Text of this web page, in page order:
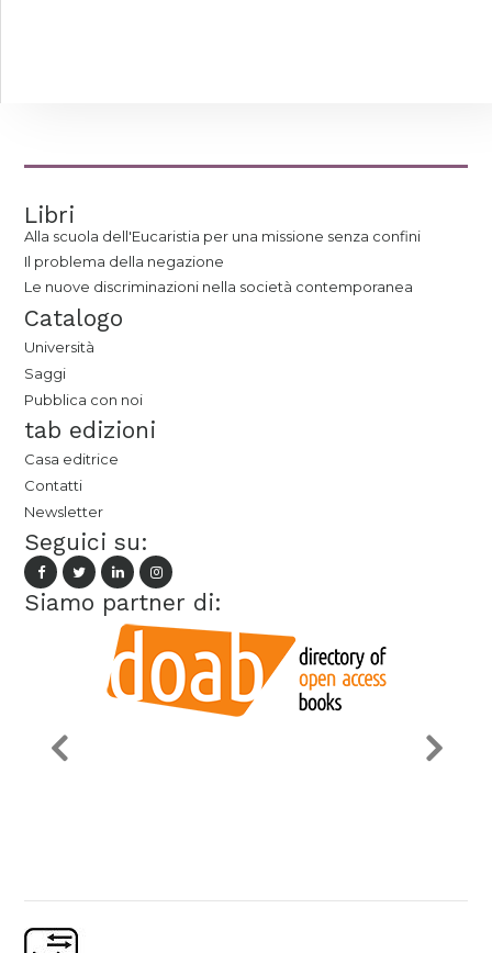
Libri
Alla scuola dell'Eucaristia per una missione senza confini
Il problema della negazione
Le nuove discriminazioni nella società contemporanea
Catalogo
Università
Saggi
Pubblica con noi
tab edizioni
Casa editrice
Contatti
Newsletter
Seguici su:
Siamo partner di: